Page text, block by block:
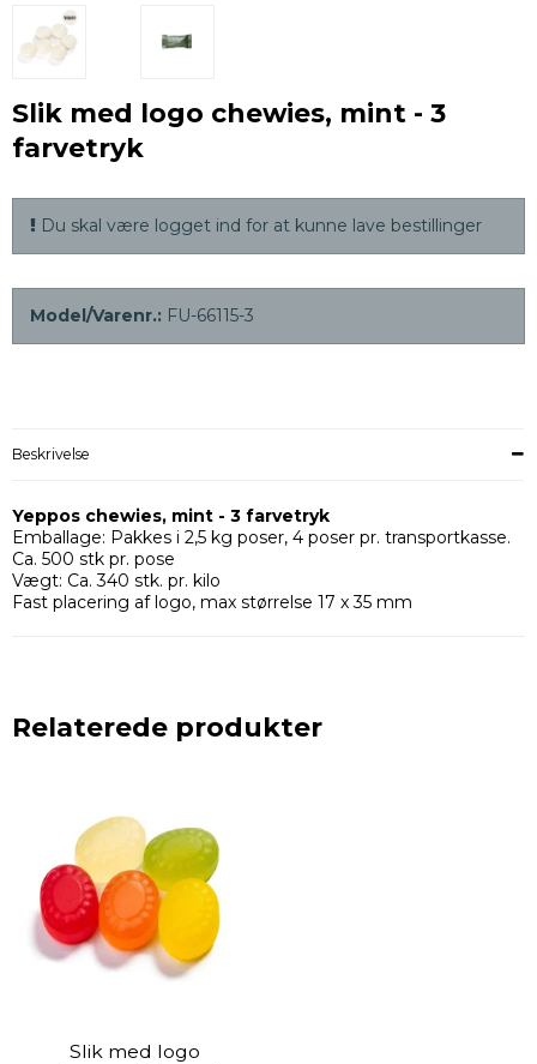
Slik med logo chewies, mint - 3
farvetryk
Du skal være logget ind for at kunne lave bestillinger
Model/Varenr.: FU-66115-3
Beskrivelse
Yeppos chewies, mint - 3 farvetryk
Emballage: Pakkes i 2,5 kg poser, 4 poser pr. transportkasse.
Ca. 500 stk pr. pose
Vægt: Ca. 340 stk. pr. kilo
Fast placering af logo, max størrelse 17 x 35 mm
Relaterede produkter
Slik med logo